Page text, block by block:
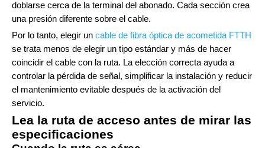
doblarse cerca de la terminal del abonado. Cada sección crea
una presión diferente sobre el cable.
Por lo tanto, elegir un cable de fibra óptica de acometida FTTH
se trata menos de elegir un tipo estándar y más de hacer
coincidir el cable con la ruta. La elección correcta ayuda a
controlar la pérdida de señal, simplificar la instalación y reducir
el mantenimiento evitable después de la activación del
servicio.
Lea la ruta de acceso antes de mirar las
especificaciones